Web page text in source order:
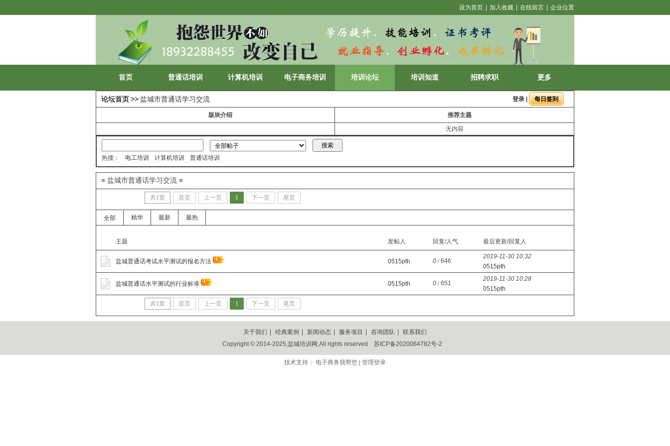
设为首页 加入收藏 在线留言 企业位置
首页 普通话培训 计算机培训 电子商务培训 培训论坛 培训知道 招聘求职 更多
论坛首页>>盐城市普通话学习交流 登录
版块介绍
推荐主题
无内容
热搜： 电工培训 计算机培训 普通话培训
≡ 盐城市普通话学习交流 ≡
共1页 首页 上一页 1 下一页 尾页
全部 精华 最新 最热
主题 发帖人 回复/人气 最后更新/回复人
盐城普通话考试水平测试的报名方法 0515pth 0 / 646
2019-11-30 10:32
0515pth
盐城普通话水平测试的行业标准 0515pth 0 / 651
2019-11-30 10:28
0515pth
共1页 首页 上一页 1 下一页 尾页
关于我们 经典案例 新闻动态 服务项目 咨询团队
联系我们
Copyright © 2014-2025,盐城培训网,All rights reserved 苏ICP备2020064782号-2
技术支持： 电子商务我帮您 管理登录